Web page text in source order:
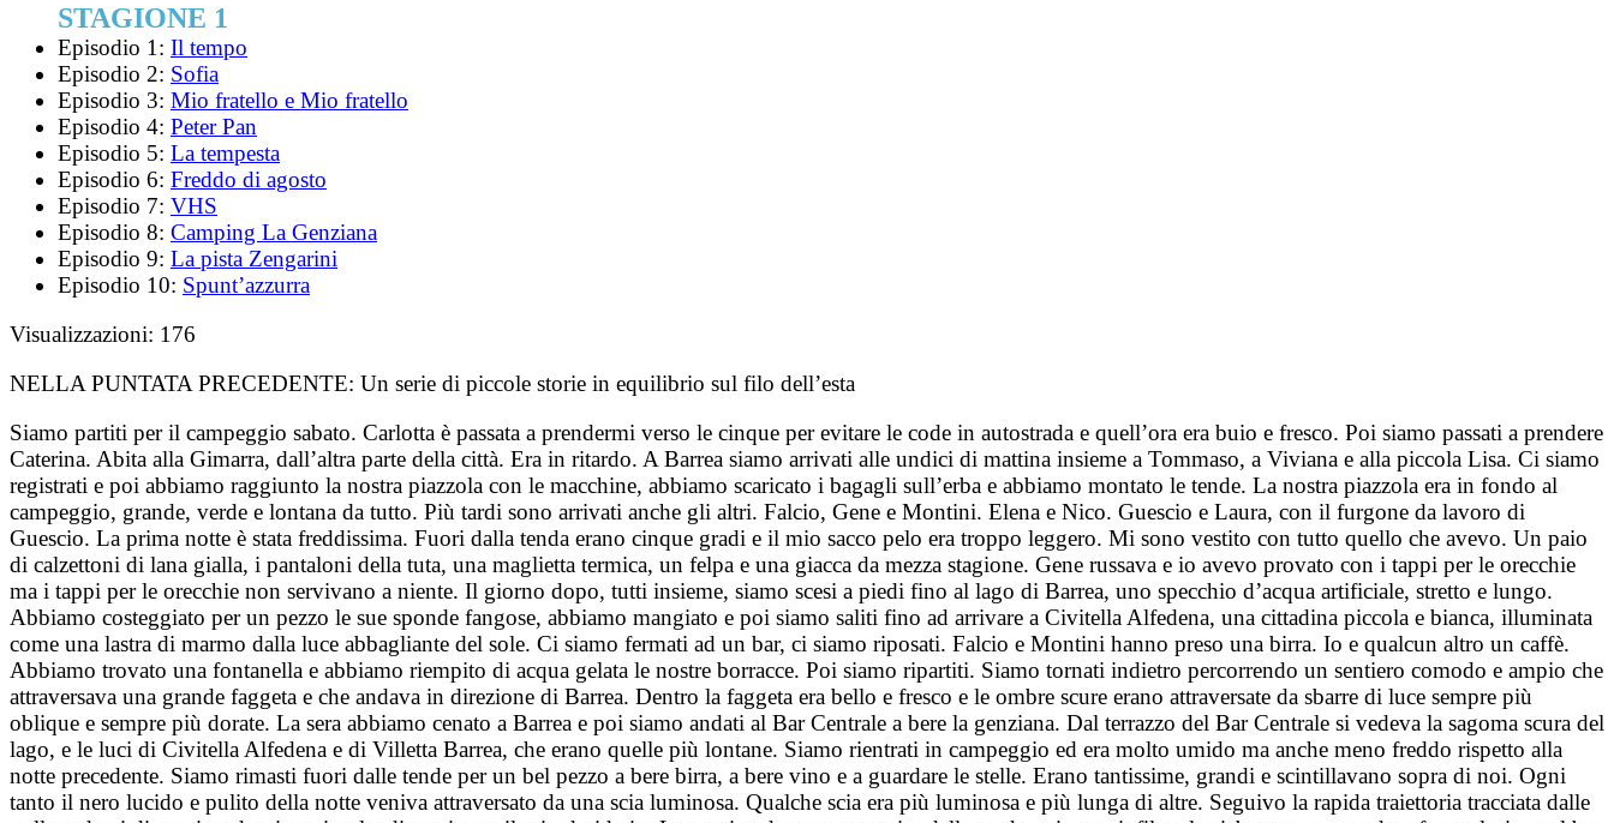
STAGIONE 1
Episodio 1: Il tempo
Episodio 2: Sofia
Episodio 3: Mio fratello e Mio fratello
Episodio 4: Peter Pan
Episodio 5: La tempesta
Episodio 6: Freddo di agosto
Episodio 7: VHS
Episodio 8: Camping La Genziana
Episodio 9: La pista Zengarini
Episodio 10: Spunt’azzurra
Visualizzazioni: 176
NELLA PUNTATA PRECEDENTE: Un serie di piccole storie in equilibrio sul filo dell’esta
Siamo partiti per il campeggio sabato. Carlotta è passata a prendermi verso le cinque per evitare le code in autostrada e quell’ora era buio e fresco. Poi siamo passati a prendere
Caterina. Abita alla Gimarra, dall’altra parte della città. Era in ritardo. A Barrea siamo arrivati alle undici di mattina insieme a Tommaso, a Viviana e alla piccola Lisa. Ci siamo
registrati e poi abbiamo raggiunto la nostra piazzola con le macchine, abbiamo scaricato i bagagli sull’erba e abbiamo montato le tende. La nostra piazzola era in fondo al
campeggio, grande, verde e lontana da tutto. Più tardi sono arrivati anche gli altri. Falcio, Gene e Montini. Elena e Nico. Guescio e Laura, con il furgone da lavoro di
Guescio. La prima notte è stata freddissima. Fuori dalla tenda erano cinque gradi e il mio sacco pelo era troppo leggero. Mi sono vestito con tutto quello che avevo. Un paio
di calzettoni di lana gialla, i pantaloni della tuta, una maglietta termica, un felpa e una giacca da mezza stagione. Gene russava e io avevo provato con i tappi per le orecchie
ma i tappi per le orecchie non servivano a niente. Il giorno dopo, tutti insieme, siamo scesi a piedi fino al lago di Barrea, uno specchio d’acqua artificiale, stretto e lungo.
Abbiamo costeggiato per un pezzo le sue sponde fangose, abbiamo mangiato e poi siamo saliti fino ad arrivare a Civitella Alfedena, una cittadina piccola e bianca, illuminata
come una lastra di marmo dalla luce abbagliante del sole. Ci siamo fermati ad un bar, ci siamo riposati. Falcio e Montini hanno preso una birra. Io e qualcun altro un caffè.
Abbiamo trovato una fontanella e abbiamo riempito di acqua gelata le nostre borracce. Poi siamo ripartiti. Siamo tornati indietro percorrendo un sentiero comodo e ampio che
attraversava una grande faggeta e che andava in direzione di Barrea. Dentro la faggeta era bello e fresco e le ombre scure erano attraversate da sbarre di luce sempre più
oblique e sempre più dorate. La sera abbiamo cenato a Barrea e poi siamo andati al Bar Centrale a bere la genziana. Dal terrazzo del Bar Centrale si vedeva la sagoma scura del
lago, e le luci di Civitella Alfedena e di Villetta Barrea, che erano quelle più lontane. Siamo rientrati in campeggio ed era molto umido ma anche meno freddo rispetto alla
notte precedente. Siamo rimasti fuori dalle tende per un bel pezzo a bere birra, a bere vino e a guardare le stelle. Erano tantissime, grandi e scintillavano sopra di noi. Ogni
tanto il nero lucido e pulito della notte veniva attraversato da una scia luminosa. Qualche scia era più luminosa e più lunga di altre. Seguivo la rapida traiettoria tracciata dalle